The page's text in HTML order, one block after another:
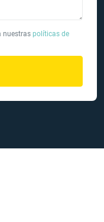
nuestras políticas de